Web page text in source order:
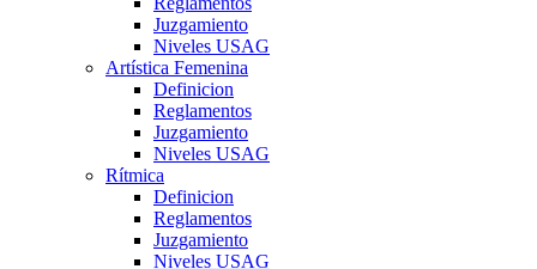
Juzgamiento
Niveles USAG
Artística Femenina
Definicion
Reglamentos
Juzgamiento
Niveles USAG
Rítmica
Definicion
Reglamentos
Juzgamiento
Niveles USAG